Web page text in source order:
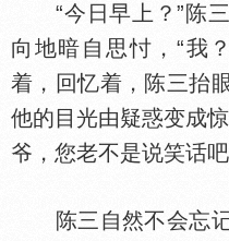
“今日早上？”陈三
向地暗自思忖，“我
着，回忆着，陈三抬
他的目光由疑惑变成
爷，您老不是说笑话吧
陈三自然不会忘记